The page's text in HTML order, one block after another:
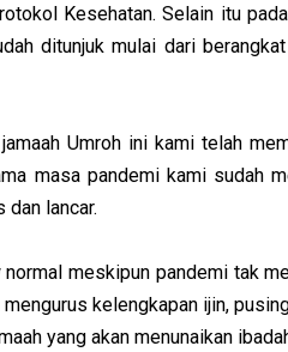
Kesehatan. Selain itu
ditunjuk mulai dari
Umroh ini kami telah
masa pandemi kami sudah
lancar.
meskipun pandemi tak
kelengkapan ijin,
yang akan menunaikan